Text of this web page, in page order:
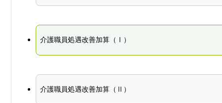
介護職員処遇改善加算（Ⅰ）
介護職員処遇改善加算（Ⅱ）